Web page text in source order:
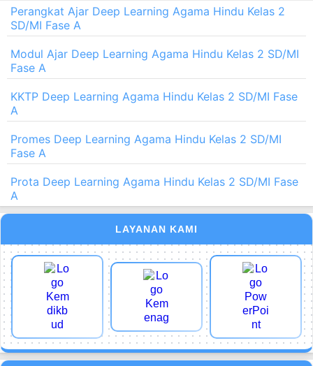
Perangkat Ajar Deep Learning Agama Hindu Kelas 2
SD/MI Fase A
Modul Ajar Deep Learning Agama Hindu Kelas 2 SD/MI
Fase A
KKTP Deep Learning Agama Hindu Kelas 2 SD/MI Fase
A
Promes Deep Learning Agama Hindu Kelas 2 SD/MI
Fase A
Prota Deep Learning Agama Hindu Kelas 2 SD/MI Fase
A
LAYANAN KAMI